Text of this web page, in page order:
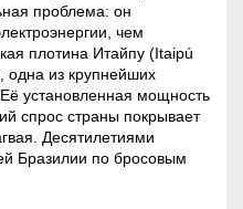
проблема: он
чем
плотина Итайпу (Itaipú
одна из крупнейших
установленная мощность
спрос страны покрывает
Десятилетиями
Бразилии по бросовым